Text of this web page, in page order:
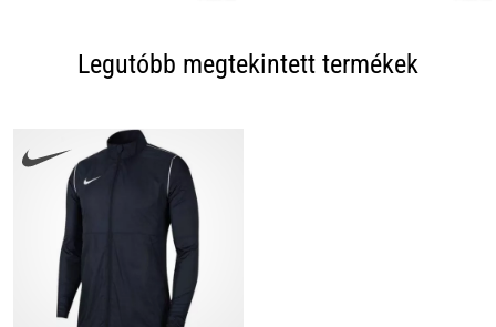
Legutóbb megtekintett termékek